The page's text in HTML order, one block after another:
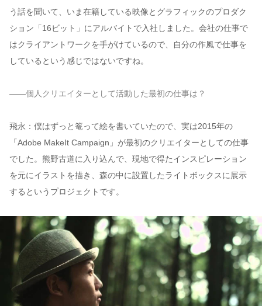
う話を聞いて、いま在籍している映像とグラフィックのプロダク
ション「16ビット」にアルバイトで入社しました。会社の仕事で
はクライアントワークを手がけているので、自分の作風で仕事を
しているという感じではないですね。
——個人クリエイターとして活動した最初の仕事は？
飛永：僕はずっと篭って絵を書いていたので、実は2015年の
「Adobe MakeIt Campaign」が最初のクリエイターとしての仕事
でした。熊野古道に入り込んで、現地で得たインスピレーション
を元にイラストを描き、森の中に設置したライトボックスに展示
するというプロジェクトです。